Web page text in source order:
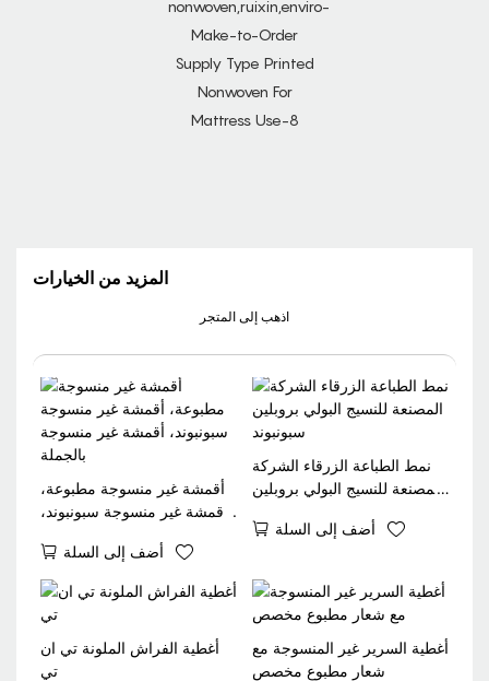
المزيد من الخيارات
اذهب إلى المتجر
أقمشة غير منسوجة مطبوعة،
أقمشة غير منسوجة سبونبوند،
أضف إلى السلة
نمط الطباعة الزرقاء الشركة
المصنعة للنسيج البولي بروبلين
أضف إلى السلة
أغطية الفراش الملونة تي ان
تي
أغطية السرير غير المنسوجة مع
شعار مطبوع مخصص